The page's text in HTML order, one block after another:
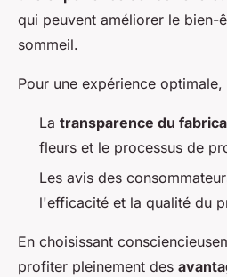
qui peuvent améliorer le bien-
sommeil.
Pour une expérience
La transparence du
fleurs et le processus de
Les avis des
l'efficacité et la qualité du
En choisissant
profiter pleinement des